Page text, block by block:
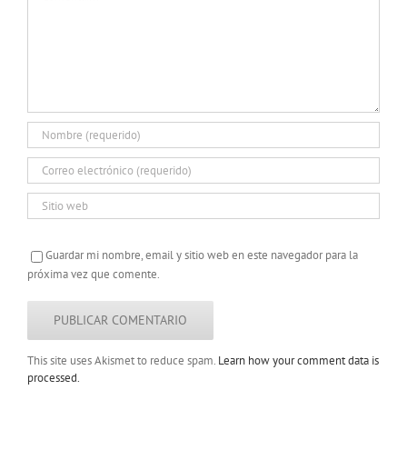
Guardar mi nombre, email y sitio web en este navegador para la
próxima vez que comente.
This site uses Akismet to reduce spam. Learn how your comment data is
processed.